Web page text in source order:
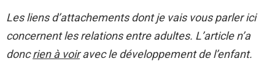
Les liens d’attachements dont je vais vous parler ici
concernent les relations entre adultes. L’article n’a
doncrien à voiravec le développement de l’enfant.